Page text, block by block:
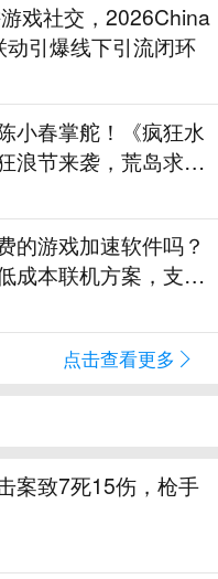
戏社交，2026China
引爆线下引流闭环
小春掌舵！《疯狂水
浪节来袭，荒岛求生
的游戏加速软件吗？
成本联机方案，支持
点击查看更多
案致7死15伤，枪手